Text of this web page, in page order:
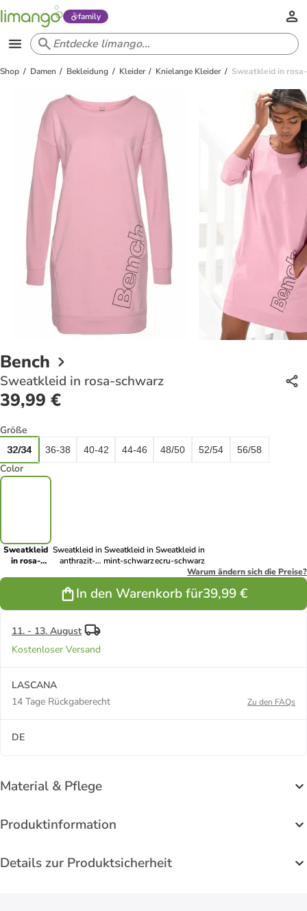
family
Shop Damen Bekleidung Kleider Knielange Kleider Sweatkleid in
Bench
Sweatkleid in rosa-schwarz
39,99 €
Größe
32/34 36-38 40-42 44-46 48/50 52/54 56/58
Color
Sweatkleid
in rosa-
Sweatkleid in
anthrazit-
Sweatkleid in
mint-schwarz
Sweatkleid in
ecru-schwarz
Warum ändern sich die Preise?
In den Warenkorb für39,99 €
11. - 13. August
Kostenloser Versand
LASCANA
14 Tage Rückgaberecht
Zu den FAQs
DE
Material & Pflege
Produktinformation
Details zur Produktsicherheit